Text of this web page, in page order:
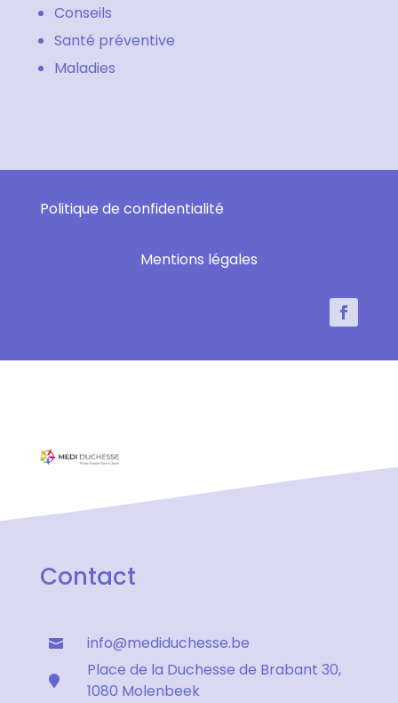
Conseils
Santé préventive
Maladies
Politique de confidentialité
Mentions légales
Contact
 info@mediduchesse.be

Place de la Duchesse de Brabant 30,
1080 Molenbeek